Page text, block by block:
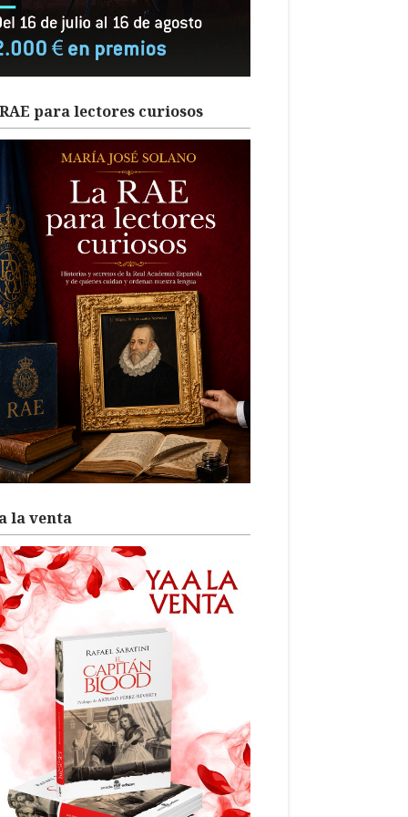
para lectores curiosos
la venta